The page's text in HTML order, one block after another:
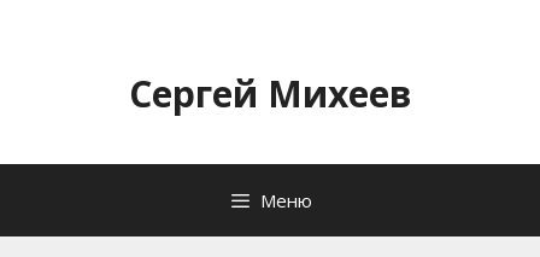
содержимомуСергей Михеев
Меню